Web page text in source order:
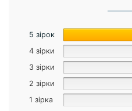
5 зірок
4 зірки
3 зірки
2 зірки
1 зірка